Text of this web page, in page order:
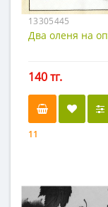
13305445
Два оленя на
140 тг.
11